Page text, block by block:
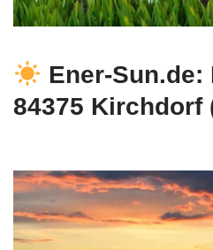
Ener-
84375 Kirchdorf